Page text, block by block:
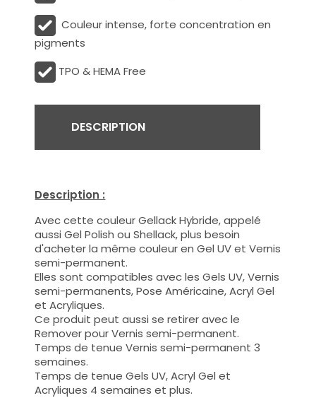
Couleur intense, forte concentration en
pigments
TPO & HEMA Free
DESCRIPTION
Description :
Avec cette couleur Gellack Hybride, appelé
aussi Gel Polish ou Shellack, plus besoin
d'acheter la même couleur en Gel UV et Vernis
semi-permanent.
Elles sont compatibles avec les Gels UV, Vernis
semi-permanents, Pose Américaine, Acryl Gel
et Acryliques.
Ce produit peut aussi se retirer avec le
Remover pour Vernis semi-permanent.
Temps de tenue Vernis semi-permanent 3
semaines.
Temps de tenue Gels UV, Acryl Gel et
Acryliques 4 semaines et plus.